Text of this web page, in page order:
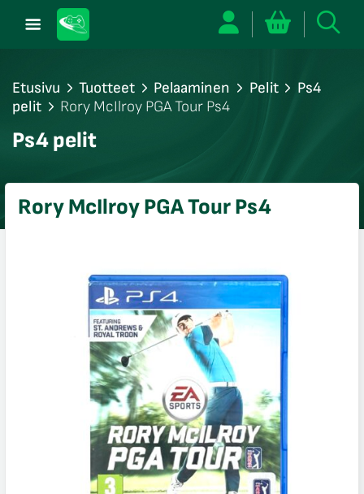
Etusivu Tuotteet Pelaaminen Pelit
Ps4
pelit
Rory McIlroy PGA Tour Ps4
Ps4 pelit
Rory McIlroy PGA Tour Ps4
sulje
sulje